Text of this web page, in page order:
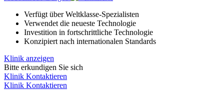
Verfügt über Weltklasse-Spezialisten
Verwendet die neueste Technologie
Investition in fortschrittliche Technologie
Konzipiert nach internationalen Standards
Klinik anzeigen
Bitte erkundigen Sie sich
Klinik Kontaktieren
Klinik Kontaktieren